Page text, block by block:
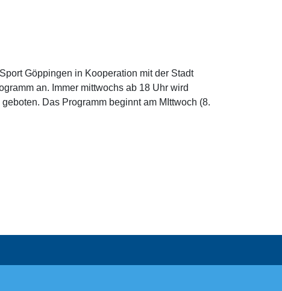
Göppingen in Kooperation mit der Stadt
an. Immer mittwochs ab 18 Uhr wird
Das Programm beginnt am MIttwoch (8.